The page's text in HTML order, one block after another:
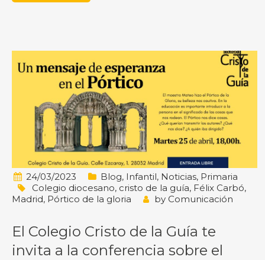
24/03/2023 Blog, Infantil, Noticias, Primaria
Colegio diocesano, cristo de la guía, Félix Carbó,
Madrid, Pórtico de la gloria by Comunicación
El Colegio Cristo de la Guía te
invita a la conferencia sobre el